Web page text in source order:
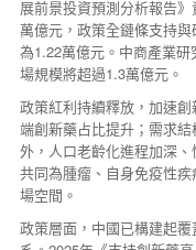
展前景投資預測分析報告
萬億元，政策全鏈條支持
為1.22萬億元。中商產業
場規模將超過1.3萬億元。
政策紅利持續釋放，加速
端創新藥占比提升；需求
外，人口老齡化進程加深
共同為腫瘤、自身免疫性
場空間。
政策層面，中國已構建起